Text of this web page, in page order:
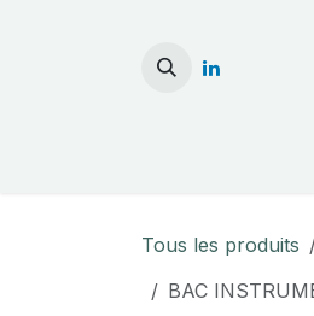
Tous les produits
BAC